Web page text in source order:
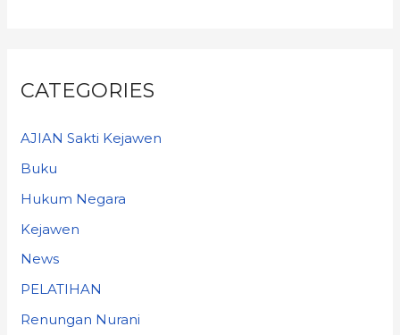
CATEGORIES
AJIAN Sakti Kejawen
Buku
Hukum Negara
Kejawen
News
PELATIHAN
Renungan Nurani